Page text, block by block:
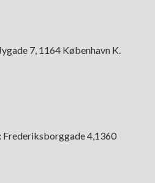
7, 1164 København K.
Frederiksborggade 4,1360